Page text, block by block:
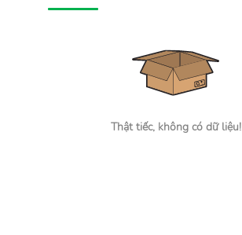
Thật tiếc, không có dữ liệu!